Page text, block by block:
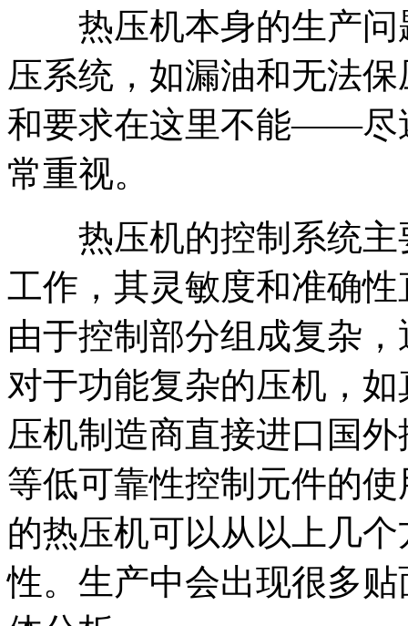
热压机本身的生产问
压系统，如漏油和无法
和要求在这里不能——尽
常重视。
热压机的控制系统主
工作，其灵敏度和准确
由于控制部分组成复杂
对于功能复杂的压机，
压机制造商直接进口国
等低可靠性控制元件的
的热压机可以从以上几
性。生产中会出现很多